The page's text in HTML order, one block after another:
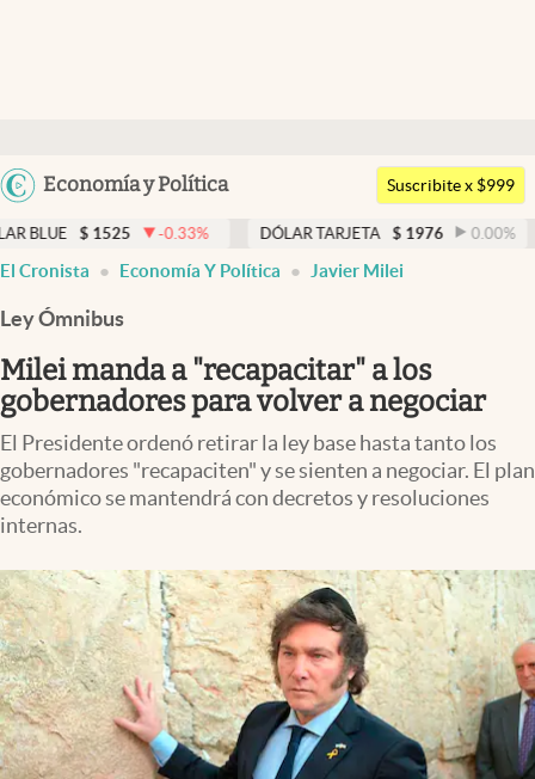
Argentina
Economía y Política
Members
Economía y Política
Finanzas y Mercados
Mercados Online
Negocios
Columnistas
Apertura
Clase
Clima
Mundial 2026
Eventos Corporativos
Suscribite x $999
-0.33% DÓLAR TARJETA $ 1976 0.00 % DÓLAR
El Cronista Economía Y Política Javier Milei
Ley Ómnibus
Milei manda a "recapacitar" a los
gobernadores para volver a negociar
El Presidente ordenó retirar la ley base hasta tanto los
gobernadores "recapaciten" y se sienten a negociar. El plan
económico se mantendrá con decretos y resoluciones
internas.